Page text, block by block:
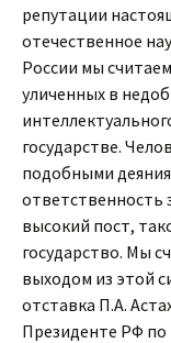
репутации
отечественное
России мы
уличенных в
государстве.
подобными
ответственность
высокий пост,
государство. Мы
выходом из этой
отставка П.А.
Президенте РФ по